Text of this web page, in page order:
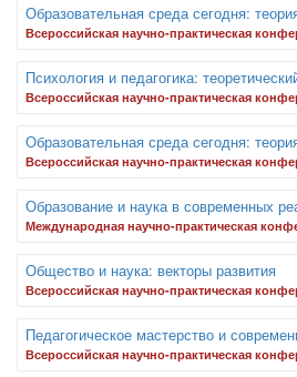
Образовательная среда сегодня:
Всероссийская научно-практическая
Психология и педагогика:
Всероссийская научно-практическая
Образовательная среда сегодня:
Всероссийская научно-практическая
Образование и наука в современных
Международная научно-практическая
Общество и наука: векторы развития
Всероссийская научно-практическая
Педагогическое мастерство и
Всероссийская научно-практическая